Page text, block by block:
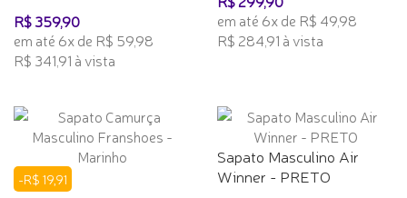
R$ 359,90
em até 6x de R$ 59,98
R$ 341,91 à vista
em até 6x de R$ 49,98
R$ 284,91 à vista
-R$ 19,91
Sapato Masculino Air
Winner - PRETO